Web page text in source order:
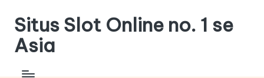
Skip
content
Situs Slot Online no. 1 se
Asia